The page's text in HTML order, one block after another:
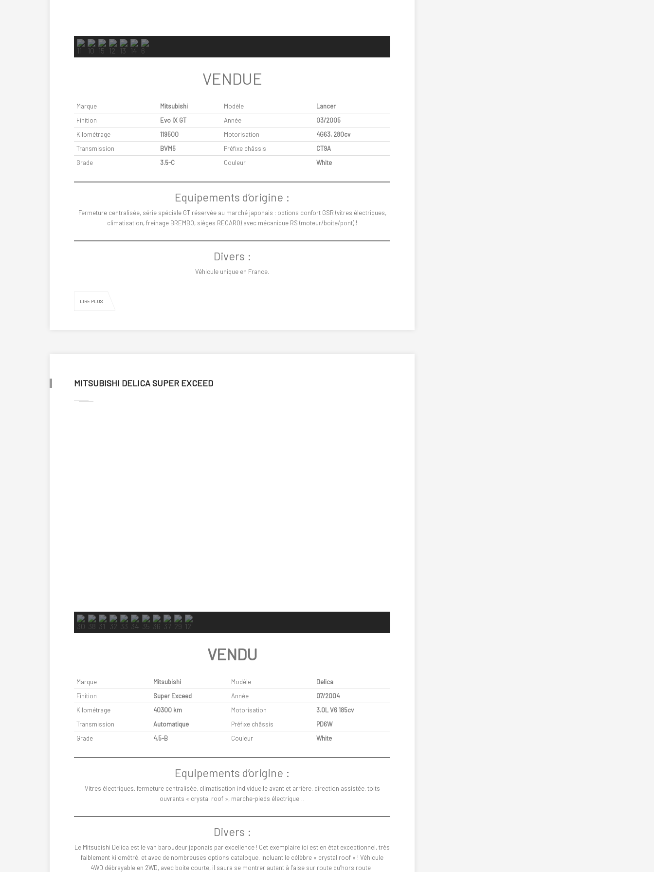
VENDUE
Marque Mitsubishi Modèle
Lancer
Finition
Evo IX GT Année
03/2005
Kilométrage
119500 Motorisation
4G63, 280cv
Transmission
BVM5 Préfixe châssis
CT9A
Grade
3.5-C Couleur White
Equipements d’origine :
Fermeture centralisée, série spéciale GT réservée au marché japonais : options confort GSR (vitres électriques,
climatisation, freinage BREMBO, sièges RECARO) avec mécanique RS (moteur/boite/pont) !
Divers :
Véhicule unique en France.
LIRE PLUS
MITSUBISHI DELICA SUPER EXCEED
VENDU
Marque Mitsubishi Modèle
Delica
Finition
Super Exceed Année
07/2004
Kilométrage
40300 km Motorisation
3.0L V6 185cv
Transmission
Automatique Préfixe châssis
PD6W
Grade
4.5-B Couleur White
Equipements d’origine :
Vitres électriques, fermeture centralisée, climatisation individuelle avant et arrière, direction assistée, toits
ouvrants « crystal roof », marche-pieds électrique…
Divers :
Le Mitsubishi Delica est le van baroudeur japonais par excellence ! Cet exemplaire ici est en état exceptionnel, très
faiblement kilométré, et avec de nombreuses options catalogue, incluant le célèbre « crystal roof » ! Véhicule
4WD débrayable en 2WD, avec boite courte, il saura se montrer autant à l’aise sur route qu’hors route !